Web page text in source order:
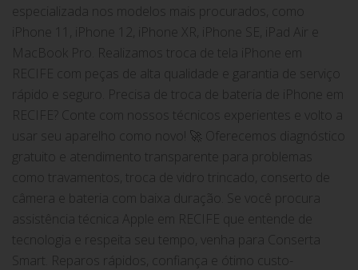
especializada nos modelos mais procurados, como
iPhone 11, iPhone 12, iPhone XR, iPhone SE, iPad Air e
MacBook Pro. Realizamos troca de tela iPhone em
RECIFE com peças de alta qualidade e garantia de serviço
rápido e seguro. Precisa de troca de bateria de iPhone em
RECIFE? Conte com nossos técnicos experientes e volto a
usar seu aparelho como novo! 🚀 Oferecemos diagnóstico
gratuito e atendimento transparente para problemas
como travamentos, troca de vidro trincado, conserto de
câmera e bateria com baixa duração. Se você procura
assistência técnica Apple em RECIFE que entende de
tecnologia e respeita seu tempo, venha para Conserta
Smart. Reparos rápidos, confiança e ótimo custo-